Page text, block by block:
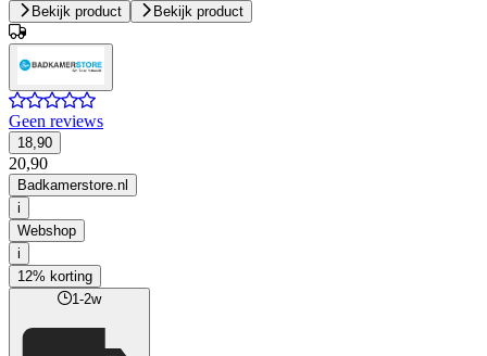
Bekijk product
Bekijk product
Geen reviews
18,90
20,90
Badkamerstore.nl
i
Webshop
i
12% korting
1-2w